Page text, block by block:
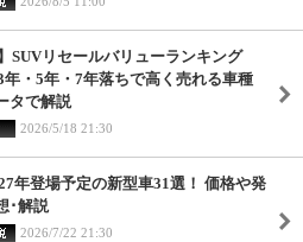
SUVリセールバリューランキング
年・5年・7年落ちで高く売れる車種
タで解説
2026/5/18 21:30
年登場予定の新型車31選！ 価格や発
･解説
2026/7/22 21:30